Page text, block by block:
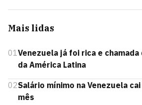
Mais lidas
01Venezuela já foi rica e
da América Latina
02Salário mínimo na Venezuela
mês